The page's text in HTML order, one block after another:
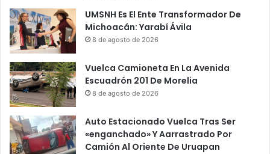
UMSNH Es El Ente Transformador De
Michoacán: Yarabí Ávila
8 de agosto de 2026
Vuelca Camioneta En La Avenida
Escuadrón 201 De Morelia
8 de agosto de 2026
Auto Estacionado Vuelca Tras Ser
«enganchado» Y Aarrastrado Por
Camión Al Oriente De Uruapan